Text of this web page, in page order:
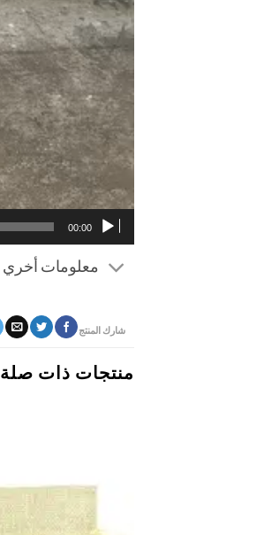
00:00
معلومات أخري
شارك المنتج
منتجات ذات صلة